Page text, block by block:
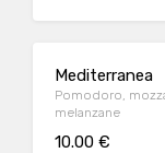
Mediterranea
Pomodoro,
melanzane
10.00 €